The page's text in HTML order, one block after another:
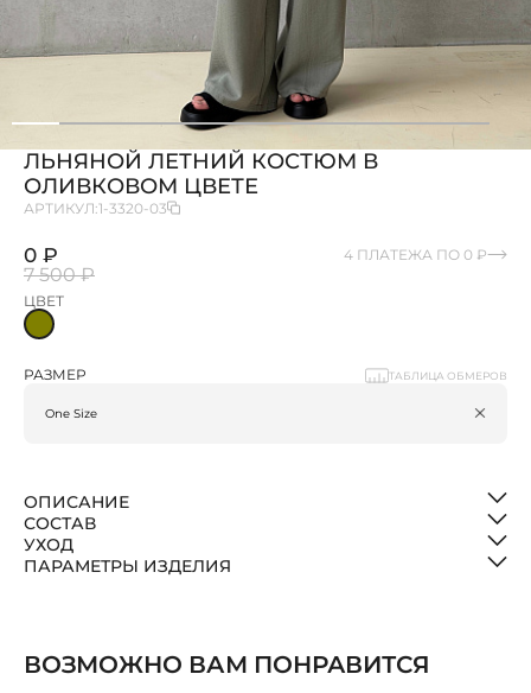
ЛЬНЯНОЙ ЛЕТНИЙ КОСТЮМ В
ОЛИВКОВОМ ЦВЕТЕ
АРТИКУЛ:1-3320-03
0 ₽
7 500 ₽
4 ПЛАТЕЖА ПО 0 ₽
ЦВЕТ
РАЗМЕР ТАБЛИЦА ОБМЕРОВ
ОПИСАНИЕ
СОСТАВ
УХОД
ПАРАМЕТРЫ ИЗДЕЛИЯ
ВОЗМОЖНО ВАМ ПОНРАВИТСЯ